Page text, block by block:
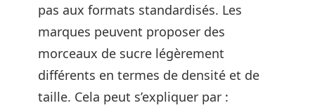
pas aux formats standardisés. Les
marques peuvent proposer des
morceaux de sucre légèrement
différents en termes de densité et de
taille. Cela peut s’expliquer par :